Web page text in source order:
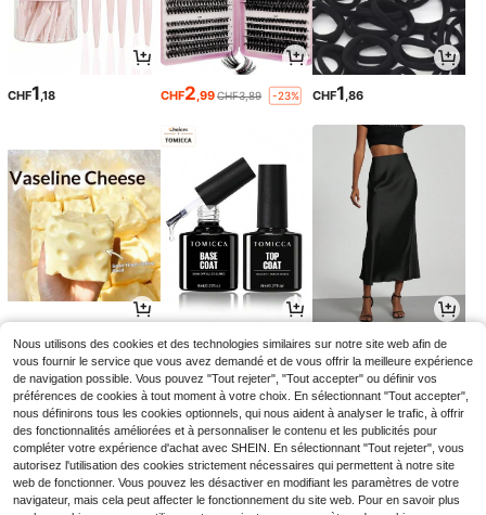
CHF1 ,18 CHF2 ,99CHF3,89 -23% CHF1 ,86
CHF3 ,16 CHF3,68 CHF10,49
Nous utilisons des cookies et des technologies similaires sur notre site web afin de
vous fournir le service que vous avez demandé et de vous offrir la meilleure expérience
de navigation possible. Vous pouvez "Tout rejeter", "Tout accepter" ou définir vos
préférences de cookies à tout moment à votre choix. En sélectionnant "Tout accepter",
nous définirons tous les cookies optionnels, qui nous aident à analyser le trafic, à offrir
des fonctionnalités améliorées et à personnaliser le contenu et les publicités pour
compléter votre expérience d'achat avec SHEIN. En sélectionnant "Tout rejeter", vous
autorisez l'utilisation des cookies strictement nécessaires qui permettent à notre site
web de fonctionner. Vous pouvez les désactiver en modifiant les paramètres de votre
navigateur, mais cela peut affecter le fonctionnement du site web. Pour en savoir plus